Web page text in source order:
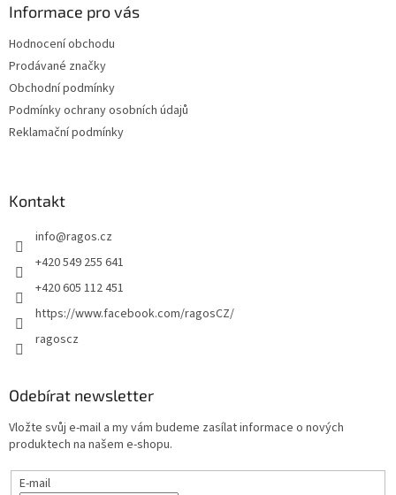
Informace pro vás
Hodnocení obchodu
Prodávané značky
Obchodní podmínky
Podmínky ochrany osobních údajů
Reklamační podmínky
Kontakt
info@ragos.cz
+420 549 255 641
+420 605 112 451
https://www.facebook.com/ragosCZ/
ragoscz
Odebírat newsletter
Vložte svůj e-mail a my vám budeme zasílat informace o nových
produktech na našem e-shopu.
E-mail